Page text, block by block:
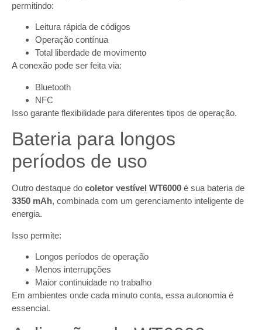
permitindo:
Leitura rápida de códigos
Operação contínua
Total liberdade de movimento
A conexão pode ser feita via:
Bluetooth
NFC
Isso garante flexibilidade para diferentes tipos de operação.
Bateria para longos
períodos de uso
Outro destaque do coletor vestível WT6000 é sua bateria de
3350 mAh, combinada com um gerenciamento inteligente de
energia.
Isso permite:
Longos períodos de operação
Menos interrupções
Maior continuidade no trabalho
Em ambientes onde cada minuto conta, essa autonomia é
essencial.